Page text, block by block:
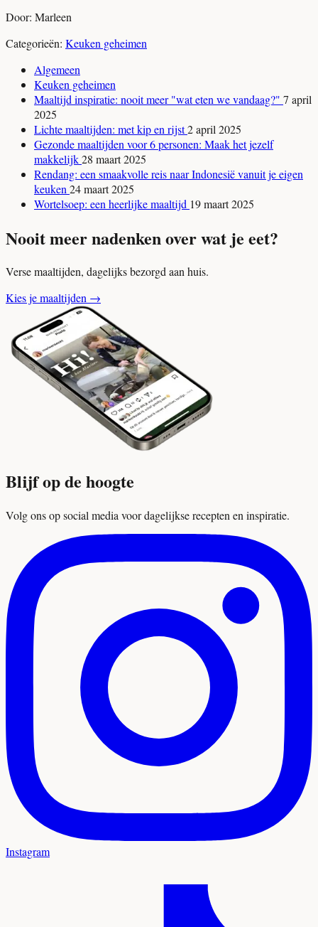
Door: Marleen
Categorieën: Keuken geheimen
Algemeen
Keuken geheimen
Maaltijd inspiratie: nooit meer "wat eten we vandaag?" 7 april
2025
Lichte maaltijden: met kip en rijst2 april 2025
Gezonde maaltijden voor 6 personen: Maak het jezelf
makkelijk28 maart 2025
Rendang: een smaakvolle reis naar Indonesië vanuit je eigen
keuken 24 maart 2025
Wortelsoep: een heerlijke maaltijd 19 maart 2025
Nooit meer nadenken over wat je eet?
Verse maaltijden, dagelijks bezorgd aan huis.
Kies je maaltijden →
Blijf op de hoogte
Volg ons op social media voor dagelijkse recepten en inspiratie.
Instagram